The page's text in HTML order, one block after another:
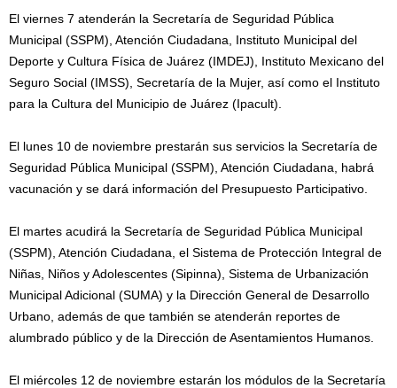
El viernes 7 atenderán la Secretaría de Seguridad Pública
Municipal (SSPM), Atención Ciudadana, Instituto Municipal del
Deporte y Cultura Física de Juárez (IMDEJ), Instituto Mexicano del
Seguro Social (IMSS), Secretaría de la Mujer, así como el Instituto
para la Cultura del Municipio de Juárez (Ipacult).
El lunes 10 de noviembre prestarán sus servicios la Secretaría de
Seguridad Pública Municipal (SSPM), Atención Ciudadana, habrá
vacunación y se dará información del Presupuesto Participativo.
El martes acudirá la Secretaría de Seguridad Pública Municipal
(SSPM), Atención Ciudadana, el Sistema de Protección Integral de
Niñas, Niños y Adolescentes (Sipinna), Sistema de Urbanización
Municipal Adicional (SUMA) y la Dirección General de Desarrollo
Urbano, además de que también se atenderán reportes de
alumbrado público y de la Dirección de Asentamientos Humanos.
El miércoles 12 de noviembre estarán los módulos de la Secretaría